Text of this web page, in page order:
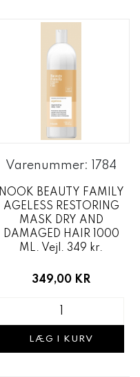
Varenummer: 1784
NOOK BEAUTY FAMILY
AGELESS RESTORING
MASK DRY AND
DAMAGED HAIR 1000
ML. Vejl. 349 kr.
349,00 KR
LÆG I KURV